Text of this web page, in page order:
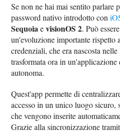
Se non ne hai mai sentito parlare
password nativo introdotto con
SequoiaevisionOS 2. Può
un'evoluzione importante rispetto
credenziali, che era nascosta
trasformata ora in un'applicazione
autonoma.
Quest'app permette di
accesso in un unico luogo sicuro,
che vengono inserite
Grazie alla sincronizzazione